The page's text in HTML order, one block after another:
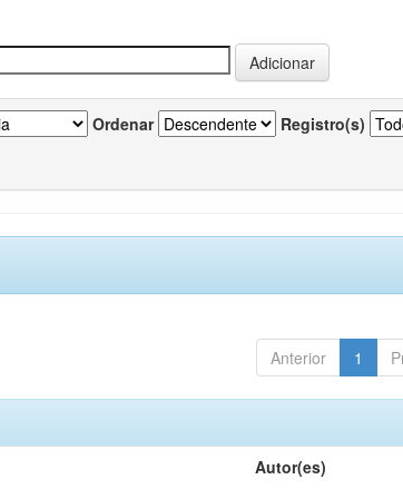
Ordenar Registro(s)
Anterior 1
Autor(es)